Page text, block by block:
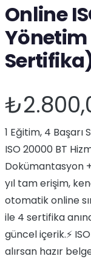
Online
₺
1 Eğitim, 4
ISO 20000 BT
Dokümantasyon +
yıl tam erişim,
otomatik online
ile 4 sertifika
güncel içerik.⚡
alırsan hazır